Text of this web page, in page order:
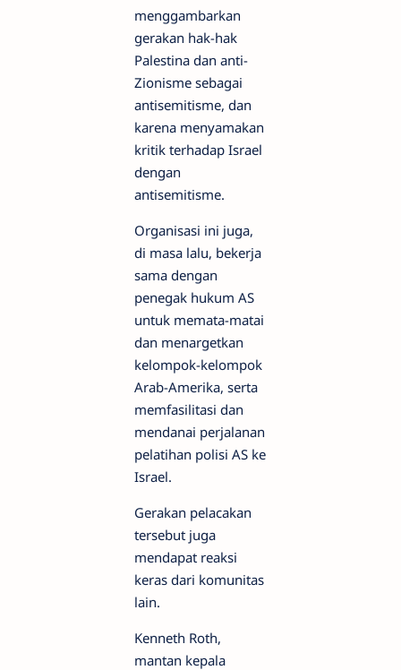
menggambarkan
gerakan hak-hak
Palestina dan anti-
Zionisme sebagai
antisemitisme, dan
karena menyamakan
kritik terhadap Israel
dengan
antisemitisme.
Organisasi ini juga,
di masa lalu, bekerja
sama dengan
penegak hukum AS
untuk memata-matai
dan menargetkan
kelompok-kelompok
Arab-Amerika, serta
memfasilitasi dan
mendanai perjalanan
pelatihan polisi AS ke
Israel.
Gerakan pelacakan
tersebut juga
mendapat reaksi
keras dari komunitas
lain.
Kenneth Roth,
mantan kepala